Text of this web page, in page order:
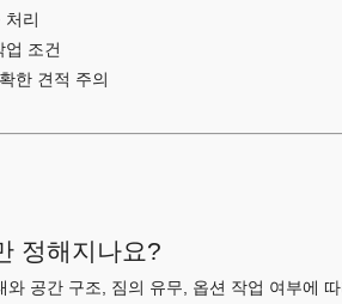
처리
업 조건
한 견적 주의
정해지나요?
공간 구조, 짐의 유무, 옵션 작업 여부에